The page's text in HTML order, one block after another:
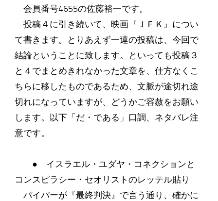
会員番号4655の佐藤裕一です。
投稿４に引き続いて、映画『ＪＦＫ』につい
て書きます。とりあえず一連の投稿は、今回で
結論ということに致します。といっても投稿３
と４でまとめきれなかった文章を、仕方なくこ
ちらに移したものであるため、文脈が途切れ途
切れになっていますが、どうかご容赦をお願い
します。以下「だ・である」口調、ネタバレ注
意です。
● イスラエル・ユダヤ・コネクションと
コンスピラシー・セオリストのレッテル貼り
パイパーが『最終判決』で言う通り、確かに